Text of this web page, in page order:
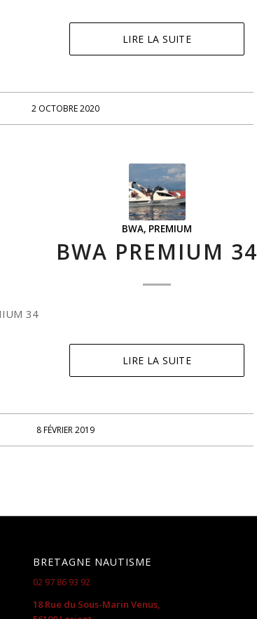
LIRE LA SUITE
2 OCTOBRE 2020
BWA, PREMIUM
BWA PREMIUM 34
34
LIRE LA SUITE
8 FÉVRIER 2019
BRETAGNE NAUTISME
02 97 86 93 92
18 Rue du Sous-Marin Venus,